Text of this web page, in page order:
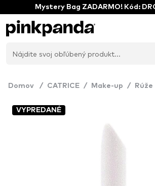
Mystery Bag ZADARMO! Kód:
Domov / CATRICE / Make-up / Rúže
VYPREDANÉ